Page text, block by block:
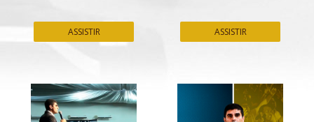
ASSISTIR ASSISTIR